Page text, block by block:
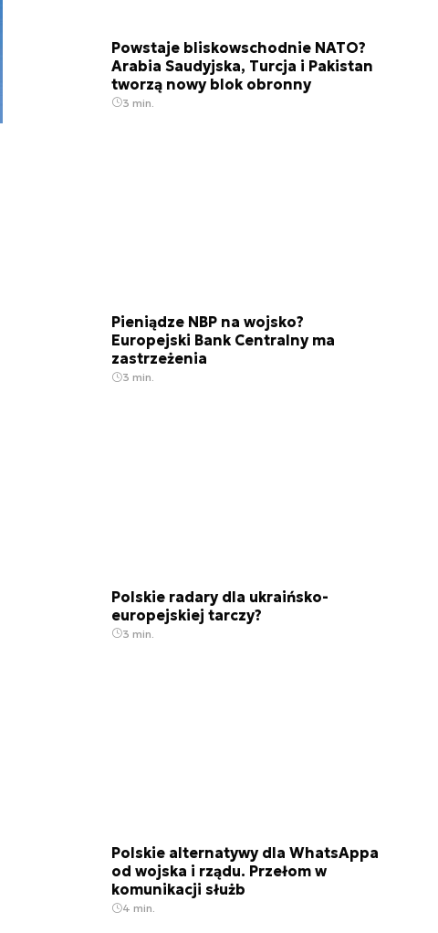
Powstaje bliskowschodnie NATO?
Arabia Saudyjska, Turcja i Pakistan
tworzą nowy blok obronny
3 min.
Pieniądze NBP na wojsko?
Europejski Bank Centralny ma
zastrzeżenia
3 min.
Polskie radary dla ukraińsko-
europejskiej tarczy?
3 min.
Polskie alternatywy dla WhatsAppa
od wojska i rządu. Przełom w
komunikacji służb
4 min.